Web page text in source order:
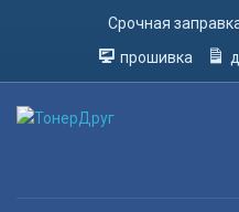
Срочная
прошивка